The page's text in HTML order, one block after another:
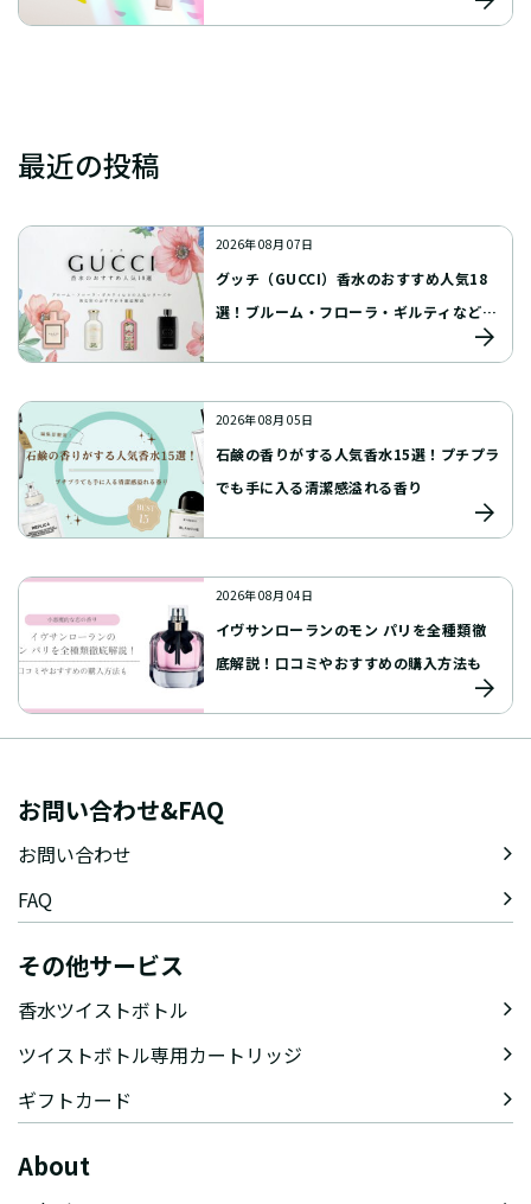
最近の投稿
2026年 08月 07日
グッチ（GUCCI）香水のおすすめ人気18
選！ブルーム・フローラ・ギルティなどの
人気シリーズや男女別のおすすめを徹底解
2026年 08月 05日
石鹸の香りがする人気香水15選！プチプラ
でも手に入る清潔感溢れる香り
2026年 08月 04日
イヴサンローランのモン パリを全種類徹
底解説！口コミやおすすめの購入方法も
お問い合わせ&FAQ
お問い合わせ
FAQ
その他サービス
香水ツイストボトル
ツイストボトル専用カートリッジ
ギフトカード
About